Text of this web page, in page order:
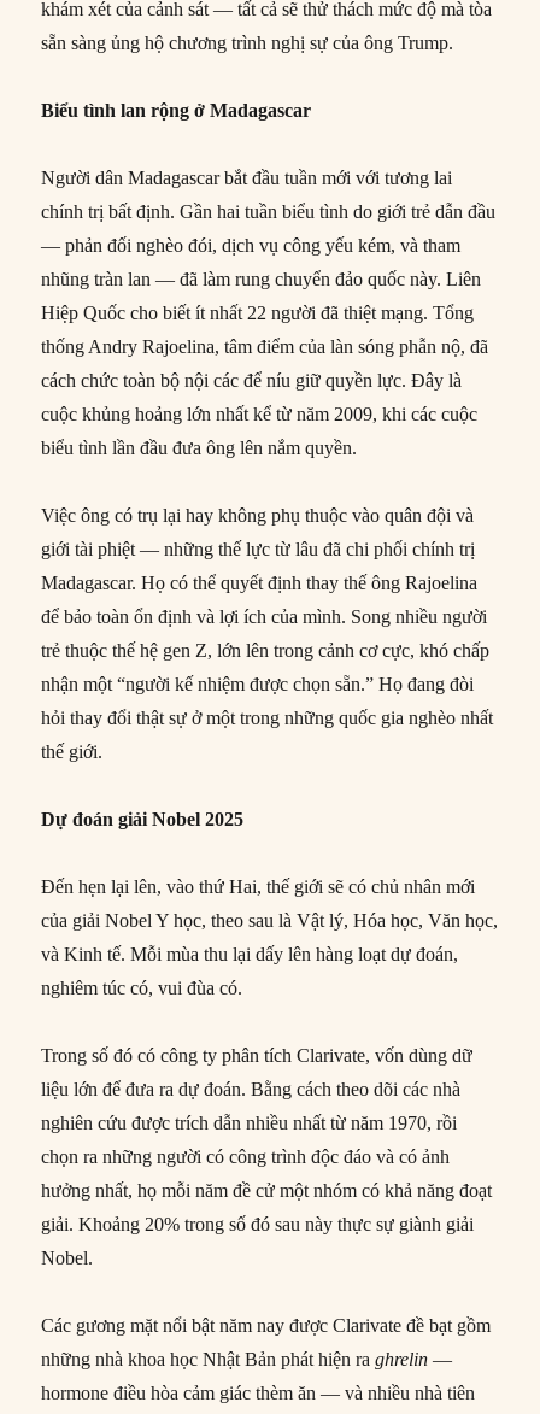
khám xét của cảnh sát — tất cả sẽ thử thách mức độ mà tòa
sẵn sàng ủng hộ chương trình nghị sự của ông Trump.
Biểu tình lan rộng ở Madagascar
Người dân Madagascar bắt đầu tuần mới với tương lai
chính trị bất định. Gần hai tuần biểu tình do giới trẻ dẫn đầu
— phản đối nghèo đói, dịch vụ công yếu kém, và tham
nhũng tràn lan — đã làm rung chuyển đảo quốc này. Liên
Hiệp Quốc cho biết ít nhất 22 người đã thiệt mạng. Tổng
thống Andry Rajoelina, tâm điểm của làn sóng phẫn nộ, đã
cách chức toàn bộ nội các để níu giữ quyền lực. Đây là
cuộc khủng hoảng lớn nhất kể từ năm 2009, khi các cuộc
biểu tình lần đầu đưa ông lên nắm quyền.
Việc ông có trụ lại hay không phụ thuộc vào quân đội và
giới tài phiệt — những thế lực từ lâu đã chi phối chính trị
Madagascar. Họ có thể quyết định thay thế ông Rajoelina
để bảo toàn ổn định và lợi ích của mình. Song nhiều người
trẻ thuộc thế hệ gen Z, lớn lên trong cảnh cơ cực, khó chấp
nhận một “người kế nhiệm được chọn sẵn.” Họ đang đòi
hỏi thay đổi thật sự ở một trong những quốc gia nghèo nhất
thế giới.
Dự đoán giải Nobel 2025
Đến hẹn lại lên, vào thứ Hai, thế giới sẽ có chủ nhân mới
của giải Nobel Y học, theo sau là Vật lý, Hóa học, Văn học,
và Kinh tế. Mỗi mùa thu lại dấy lên hàng loạt dự đoán,
nghiêm túc có, vui đùa có.
Trong số đó có công ty phân tích Clarivate, vốn dùng dữ
liệu lớn để đưa ra dự đoán. Bằng cách theo dõi các nhà
nghiên cứu được trích dẫn nhiều nhất từ năm 1970, rồi
chọn ra những người có công trình độc đáo và có ảnh
hưởng nhất, họ mỗi năm đề cử một nhóm có khả năng đoạt
giải. Khoảng 20% trong số đó sau này thực sự giành giải
Nobel.
Các gương mặt nổi bật năm nay được Clarivate đề bạt gồm
những nhà khoa học Nhật Bản phát hiện raghrelin —
hormone điều hòa cảm giác thèm ăn — và nhiều nhà tiên